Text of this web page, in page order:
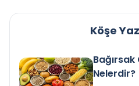
Köşe
Bağırsak
Nelerdir?